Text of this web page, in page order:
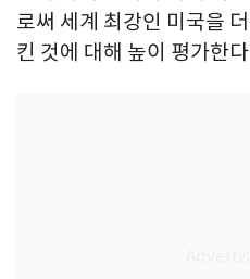
로써 세계 최강인 미국을
킨 것에 대해 높이 평가한